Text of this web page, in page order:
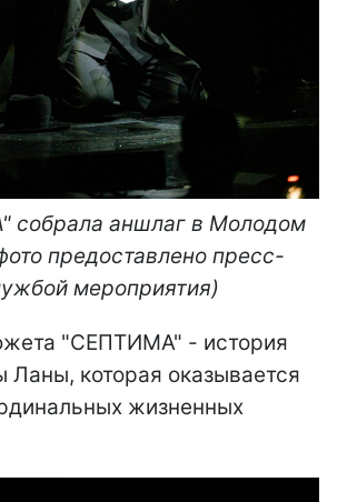
собрала аншлаг в Молодом
предоставлено пресс-
мероприятия)
"СЕПТИМА" - история
которая оказывается
жизненных